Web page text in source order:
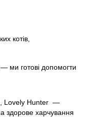
котів,
— ми готові допомогти
Lovely Hunter —
здорове харчування